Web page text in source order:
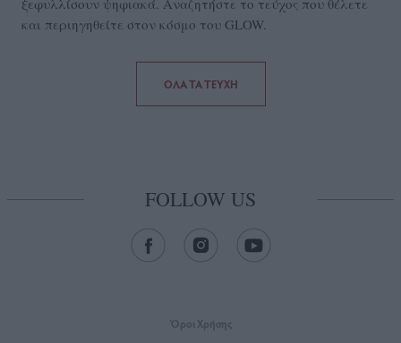
ξεφυλλίσουν ψηφιακά. Αναζητήστε το τεύχος που θέλετε
και περιηγηθείτε στον κόσμο του GLOW.
ΟΛΑ ΤΑ ΤΕΥΧΗ
FOLLOW US
Όροι Xρήσης